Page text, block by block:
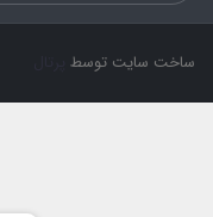
ساخت سایت توسطپرتال